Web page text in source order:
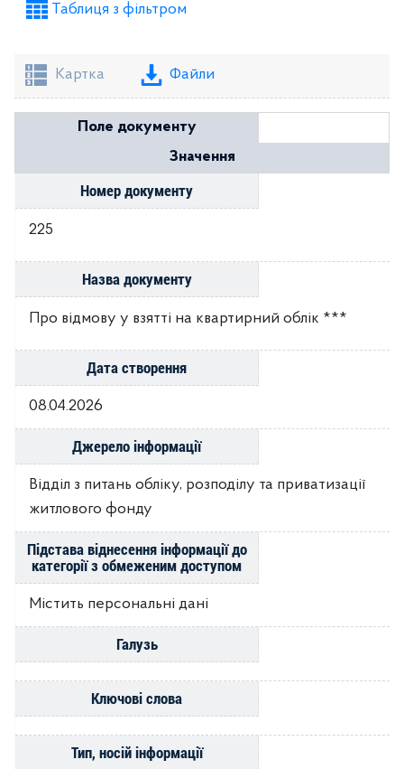
Проекти рішень районної ради
Таблиця з фільтром
Картка Файли
Поле документу
Значення
Номер документу
225
Назва документу
Про відмову у взятті на квартирний облік ***
Дата створення
08.04.2026
Джерело інформації
Відділ з питань обліку, розподілу та приватизації
житлового фонду
Підстава віднесення інформації до
категорії з обмеженим доступом
Містить персональні дані
Галузь
Ключові слова
Тип, носій інформації